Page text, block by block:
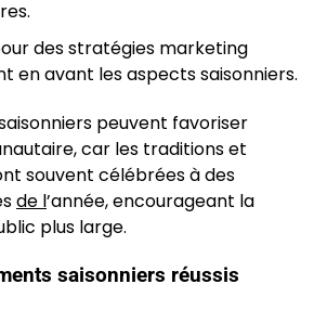
des stratégies marketing
en avant les aspects saisonniers.
peuvent favoriser
car les traditions et
souvent célébrées à des
de l’année, encourageant la
plus large.
saisonniers réussis